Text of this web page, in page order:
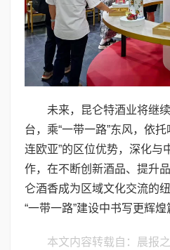
未来，昆仑特酒业将继
台，乘“一带一路”东风，依
连欧亚”的区位优势，深化与
作，在不断创新酒品、提升
仑酒香成为区域文化交流的
“一带一路”建设中书写更辉煌
本文内容转载自：晨报